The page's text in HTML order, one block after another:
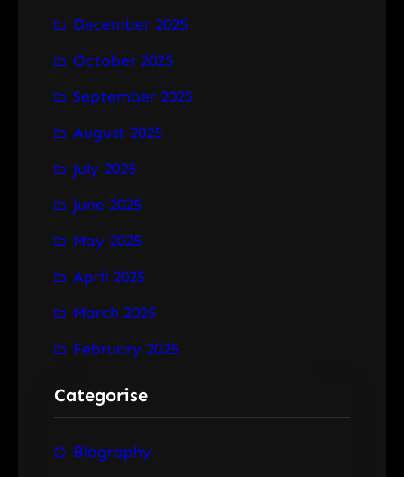
December 2025
October 2025
September 2025
August 2025
July 2025
June 2025
May 2025
April 2025
March 2025
February 2025
Categorise
Biography